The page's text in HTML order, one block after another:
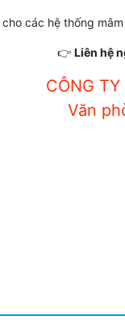
cho các hệ thống
👉 Liên hệ
CÔNG
Văn